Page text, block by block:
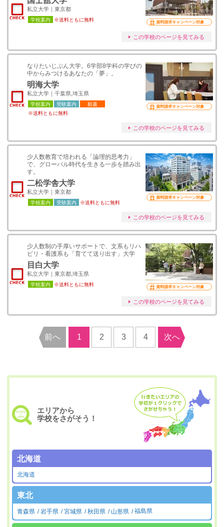
私立大学｜東京都
学校案内 ※送料ともに無料 資料請求キャンペーン対象
この学校のページを見てみる
なりたいじぶん大学。6学部8学科の学びの
中からみつけるあなたの「夢」。
明海大学
私立大学｜千葉県,埼玉県
学校案内 受験案内
願書
※送料ともに無料
資料請求キャンペーン対象
この学校のページを見てみる
少人数教育で培われる「論理的思考力」
で、グローバル時代を生きる一歩を踏み出
す。
二松学舎大学
私立大学｜東京都
学校案内 受験案内 ※送料ともに無料
資料請求キャンペーン対象
この学校のページを見てみる
少人数制の手厚いサポートで、文系もリハ
ビリ・看護系も「育てて送り出す」大学
目白大学
私立大学｜東京都,埼玉県
学校案内 ※送料ともに無料 資料請求キャンペーン対象
この学校のページを見てみる
前へ 1 2 3 4 次へ
エリアから
学校をさがそう！
北海道
北海道
東北
青森県 岩手県 宮城県 秋田県 山形県 福島県